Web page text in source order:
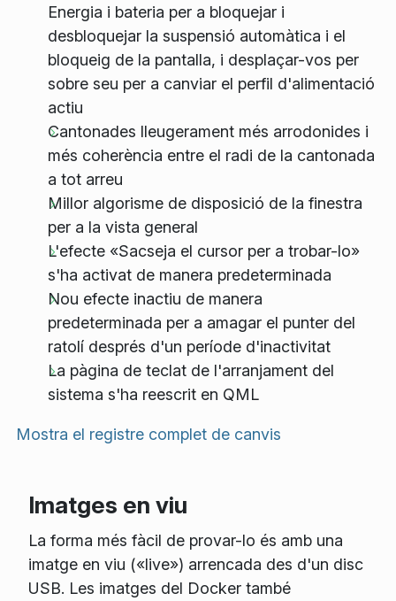
Energia i bateria per a bloquejar i
desbloquejar la suspensió automàtica i el
bloqueig de la pantalla, i desplaçar-vos per
sobre seu per a canviar el perfil d'alimentació
actiu
Cantonades lleugerament més arrodonides i
més coherència entre el radi de la cantonada
a tot arreu
Millor algorisme de disposició de la finestra
per a la vista general
L'efecte «Sacseja el cursor per a trobar-lo»
s'ha activat de manera predeterminada
Nou efecte inactiu de manera
predeterminada per a amagar el punter del
ratolí després d'un període d'inactivitat
La pàgina de teclat de l'arranjament del
sistema s'ha reescrit en QML
Mostra el registre complet de canvis
Imatges en viu
La forma més fàcil de provar-lo és amb una
imatge en viu («live») arrencada des d'un disc
USB. Les imatges del Docker també